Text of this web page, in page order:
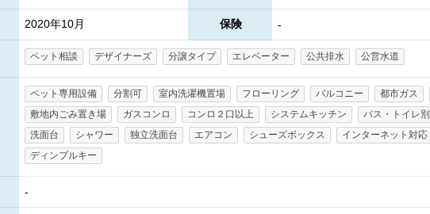
2020年10月 保険 -
ペット相談 デザイナーズ 分譲タイプ エレベーター 公共排水 公営水道
ペット専用設備 分割可 室内洗濯機置場 フローリング バルコニー 都市ガス
敷地内ごみ置き場
ガスコンロ コンロ２口以上 システムキッチン バス・トイレ別
洗面台
シャワー 独立洗面台 エアコン シューズボックス インターネット対応
ディンプルキー
-